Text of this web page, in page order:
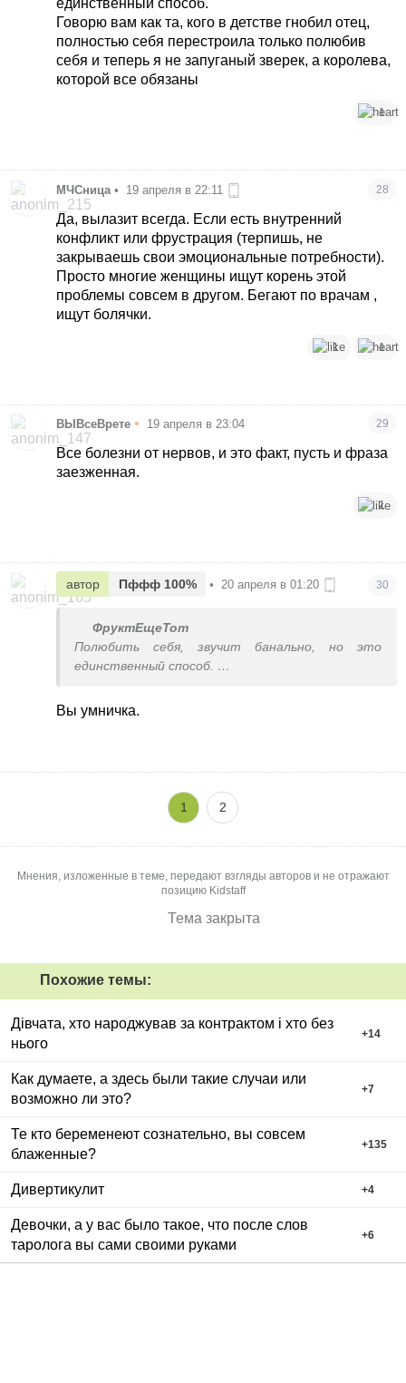
Говорю вам как та, кого в детстве гнобил отец,
полностью себя перестроила только полюбив
себя и теперь я не запуганый зверек, а королева,
которой все обязаны
1
МЧСница • 19 апреля в 22:11 28
Да, вылазит всегда. Если есть внутренний
конфликт или фрустрация (терпишь, не
закрываешь свои эмоциональные потребности).
Просто многие женщины ищут корень этой
проблемы совсем в другом. Бегают по врачам ,
ищут болячки.
1 1
ВЫВсеВрете • 19 апреля в 23:04 29
Все болезни от нервов, и это факт, пусть и фраза
заезженная.
1
автор Пффф 100% • 20 апреля в 01:20 30
ФруктЕщеТот
Полюбить себя, звучит банально, но это
единственный способ.
полностью себя перестроила только полюбив
Вы умничка.
1 2
Мнения, изложенные в теме, передают взгляды авторов и не отражают
позицию Kidstaff
Тема закрыта
Похожие темы:
Дівчата, хто народжував за контрактом і хто без
нього
+14
Как думаете, а здесь были такие случаи или
возможно ли это?
+7
Те кто беременеют сознательно, вы совсем
блаженные?
+135
Дивертикулит +4
Девочки, а у вас было такое, что после слов
таролога вы сами своими руками
+6